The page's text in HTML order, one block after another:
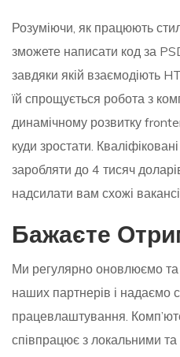
Розуміючи, як працюють
зможете написати код за
завдяки якій взаємодіють
їй спрощується робота з
динамічному розвитку
куди зростати.
заробляти до 4 тисяч
надсилати вам схожі
Бажаєте
Ми регулярно оновлюємо та
наших партнерів і надаємо
працевлаштування.
співпрацює з локальними